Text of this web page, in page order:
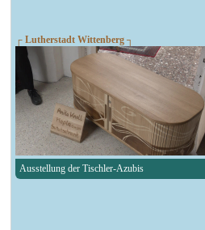
┌ Lutherstadt Wittenberg ┐
Ausstellung der Tischler-Azubis